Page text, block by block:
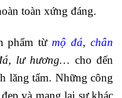
toàn xứng đáng.
phẩm từmộ đá,chân
lư hương… cho đến
lăng tẩm. Những công